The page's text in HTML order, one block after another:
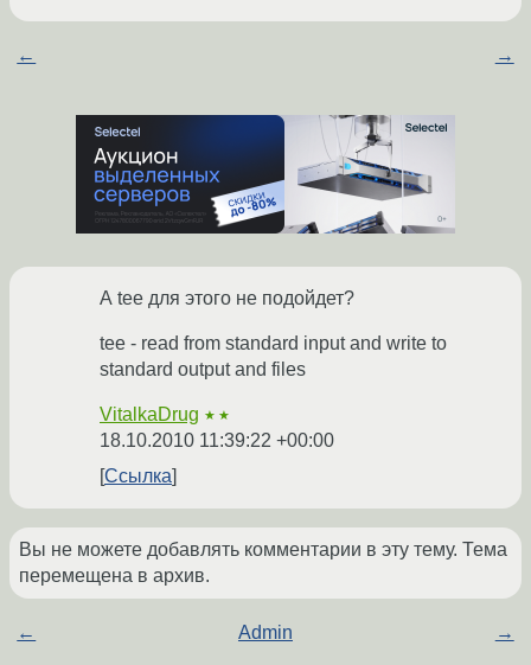
← →
А tee для этого не подойдет?
tee - read from standard input and write to
standard output and files
VitalkaDrug ★★
18.10.2010 11:39:22 +00:00
Ссылка
Вы не можете добавлять комментарии в эту тему. Тема
перемещена в архив.
← Admin →